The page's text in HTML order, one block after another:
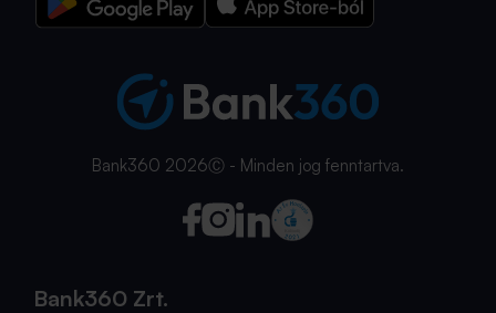
Bank360 2026Ⓒ - Minden jog fenntartva.
Bank360 Zrt.